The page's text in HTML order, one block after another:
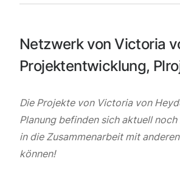
Netzwerk von Victoria
Projektentwicklung,
Die Projekte von Victoria von
Planung befinden sich aktuell
in die Zusammenarbeit mit
können!